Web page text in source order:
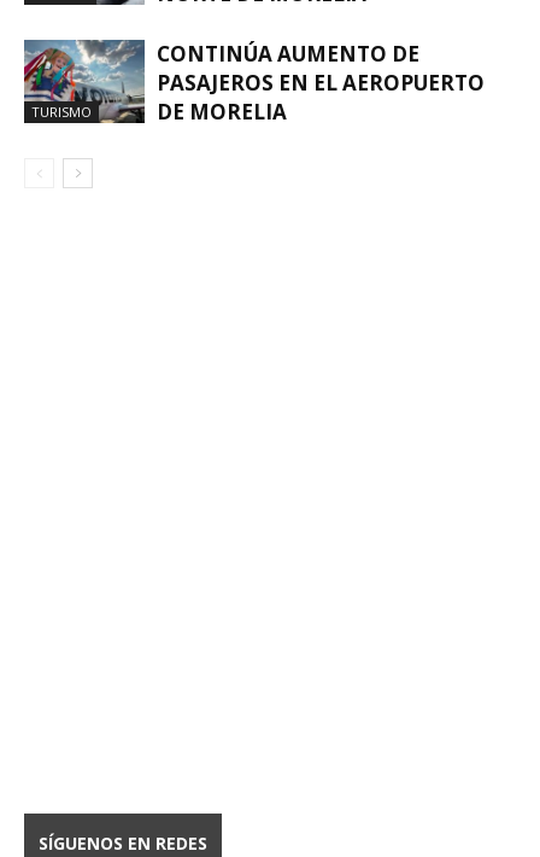
TURISMO
CONTINÚA AUMENTO DE
PASAJEROS EN EL AEROPUERTO
DE MORELIA
SÍGUENOS EN REDES